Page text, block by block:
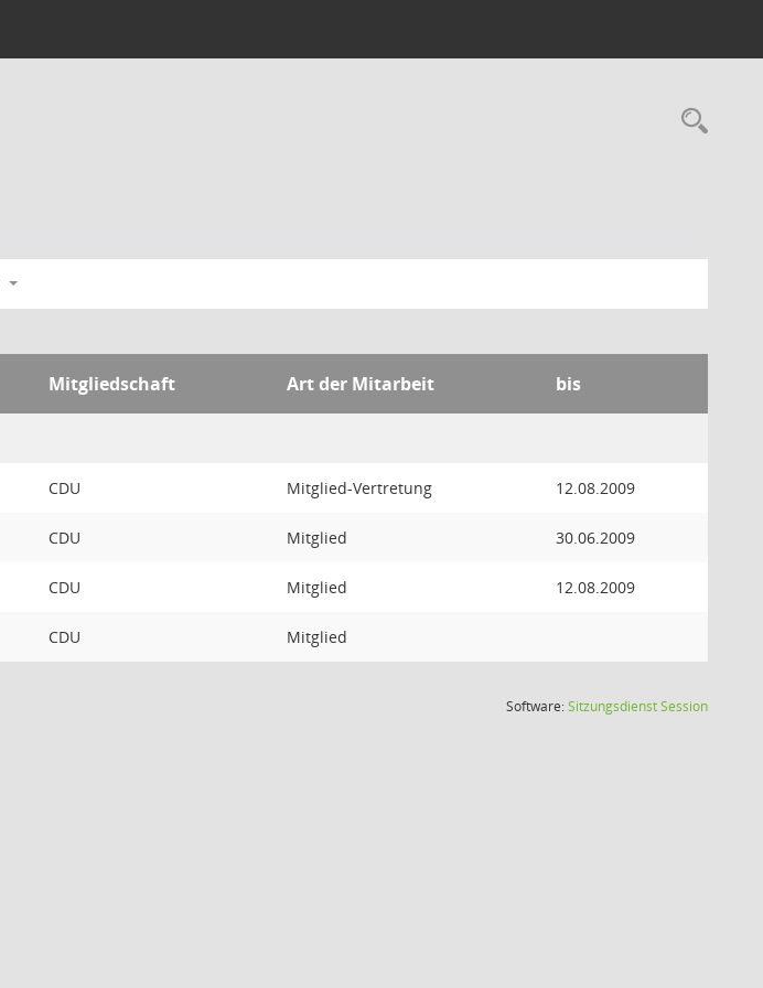
Mitgliedschaft Art der Mitarbeit bis
CDU Mitglied-Vertretung 12.08.2009
CDU Mitglied 30.06.2009
CDU Mitglied 12.08.2009
CDU Mitglied
Software:SitzungsdienstSession(Wird in